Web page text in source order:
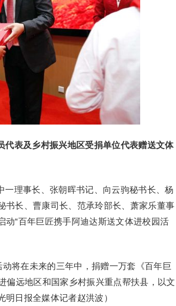
代表及乡村振兴地区受捐单位代表赠送文体
理事长、张朝晖书记、向云驹秘书长、杨
书长、曹康司长、范承玲部长、萧家乐董事
“百年巨匠携手阿迪达斯送文体进校园活
将在未来的三年中，捐赠一万套《百年巨
偏远地区和国家乡村振兴重点帮扶县，以文
日报全媒体记者赵洪波）